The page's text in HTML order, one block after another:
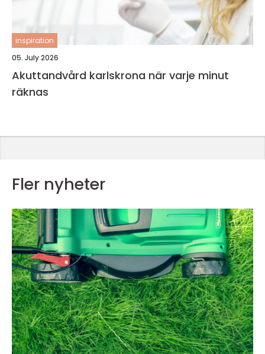
inspiration
05. July 2026
Akuttandvård karlskrona när varje minut
räknas
Fler nyheter